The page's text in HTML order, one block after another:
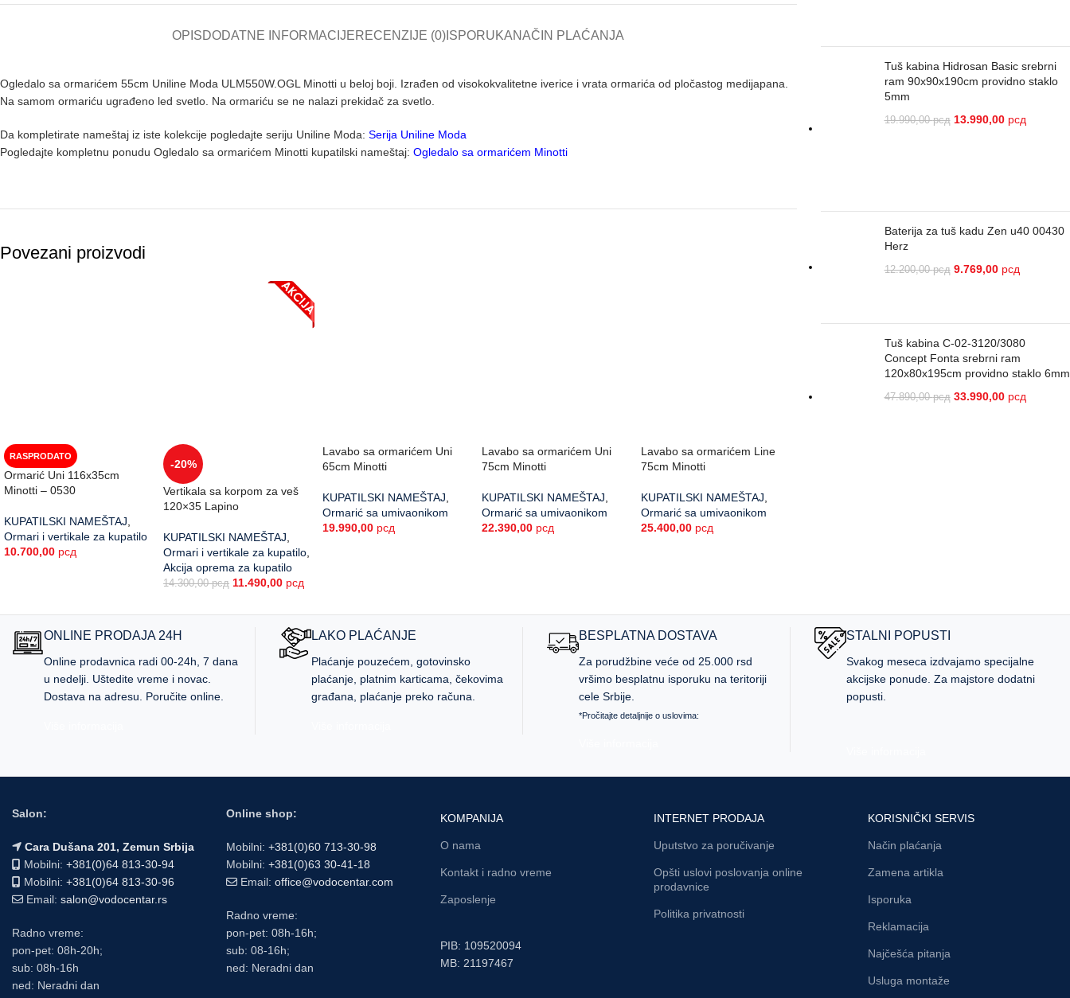
OPISDODATNE INFORMACIJERECENZIJE (0) ISPORUKANAČIN PLAĆANJA
Ogledalo sa ormarićem 55cm Uniline Moda ULM550W.OGL Minotti u beloj boji. Izrađen od visokokvalitetne iverice i vrata ormarića od pločastog medijapana.
Na samom ormariću ugrađeno led svetlo. Na ormariću se ne nalazi prekidač za svetlo.
Da kompletirate nameštaj iz iste kolekcije pogledajte seriju Uniline Moda: Serija Uniline Moda
Pogledajte kompletnu ponudu Ogledalo sa ormarićem Minotti kupatilski nameštaj: Ogledalo sa ormarićem Minotti
Povezani proizvodi
RASPRODATO
Ormarić Uni 116x35cm
Minotti – 0530
KUPATILSKI NAMEŠTAJ
Ormari i vertikale za kupatilo
10.700,00 рсд
-20%
Vertikala sa korpom za veš
120×35 Lapino
KUPATILSKI NAMEŠTAJ
Ormari i vertikale za kupatilo
Akcija oprema za kupatilo
14.300,00рсд 11.490,00 рсд
Lavabo sa ormarićem Uni
65cm Minotti
KUPATILSKI NAMEŠTAJ
Ormarić sa umivaonikom
19.990,00 рсд
Lavabo sa ormarićem Uni
75cm Minotti
KUPATILSKI NAMEŠTAJ
Ormarić sa umivaonikom
22.390,00 рсд
Lavabo sa ormarićem Line
75cm Minotti
KUPATILSKI NAMEŠTAJ
Ormarić sa umivaonikom
25.400,00 рсд
Tuš kabina Hidrosan Basic srebrni
ram 90x90x190cm providno staklo
5mm
19.990,00рсд 13.990,00 рсд
Baterija za tuš kadu Zen u40 00430
Herz
12.200,00рсд 9.769,00 рсд
Tuš kabina C-02-3120/3080
Concept Fonta srebrni ram
120x80x195cm providno staklo 6mm
47.890,00рсд 33.990,00 рсд
ONLINE PRODAJA 24H
Online prodavnica radi 00-24h, 7 dana
u nedelji. Uštedite vreme i novac.
Dostava na adresu. Poručite online.
LAKO PLAĆANJE
Plaćanje pouzećem, gotovinsko
plaćanje, platnim karticama, čekovima
građana, plaćanje preko računa.
BESPLATNA DOSTAVA
Za porudžbine veće od 25.000 rsd
vršimo besplatnu isporuku na teritoriji
cele Srbije.
*Pročitajte detaljnije o uslovima:
STALNI POPUSTI
Svakog meseca izdvajamo specijalne
akcijske ponude. Za majstore dodatni
popusti.
Salon:
Cara Dušana 201, Zemun Srbija
Mobilni: +381(0)64 813-30-94
Mobilni: +381(0)64 813-30-96
Email: salon@vodocentar.rs
Radno vreme:
pon-pet: 08h-20h;
sub: 08h-16h
ned: Neradni dan
Online shop:
Mobilni: +381(0)60 713-30-98
Mobilni: +381(0)63 30-41-18
Email: office@vodocentar.com
Radno vreme:
pon-pet: 08h-16h;
sub: 08-16h;
ned: Neradni dan
KOMPANIJA
O nama
Kontakt i radno vreme
Zaposlenje
PIB: 109520094
MB: 21197467
INTERNET PRODAJA
Uputstvo za poručivanje
Opšti uslovi poslovanja online
prodavnice
Politika privatnosti
KORISNIČKI SERVIS
Način plaćanja
Zamena artikla
Isporuka
Reklamacija
Najčešća pitanja
Usluga montaže